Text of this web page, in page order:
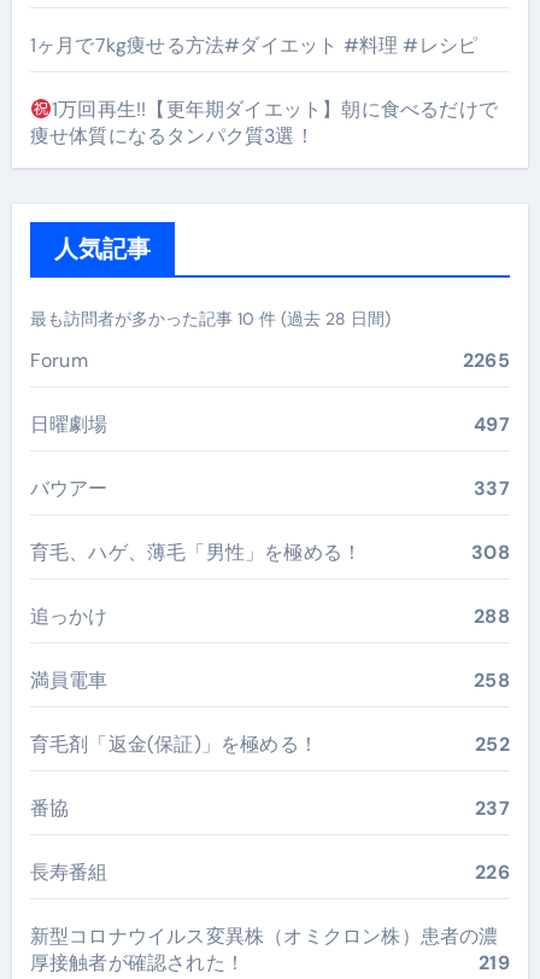
1ヶ月で7kg痩せる方法#ダイエット #料理 #レシピ
1万回再生!!【更年期ダイエット】朝に食べるだけで
痩せ体質になるタンパク質3選！
人気記事
最も訪問者が多かった記事 10 件 (過去 28 日間)
Forum 2265
日曜劇場 497
バウアー 337
育毛、ハゲ、薄毛「男性」を極める！ 308
追っかけ 288
満員電車 258
育毛剤「返金(保証)」を極める！ 252
番協 237
長寿番組 226
新型コロナウイルス変異株（オミクロン株）患者の濃
厚接触者が確認された！
219